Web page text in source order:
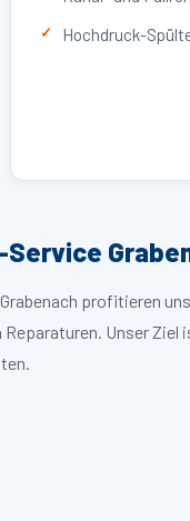
Hochdruck-
profitieren
Unser Ziel